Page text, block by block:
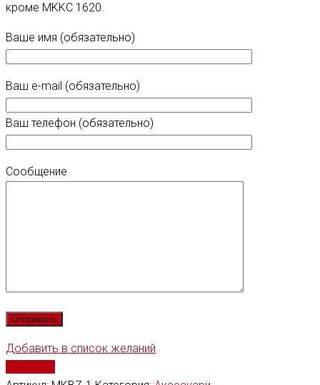
кроме MKKC 1620.
Ваше имя (обязательно)
Ваш e-mail (обязательно)
Ваш телефон (обязательно)
Сообщение
Добавить в список желаний